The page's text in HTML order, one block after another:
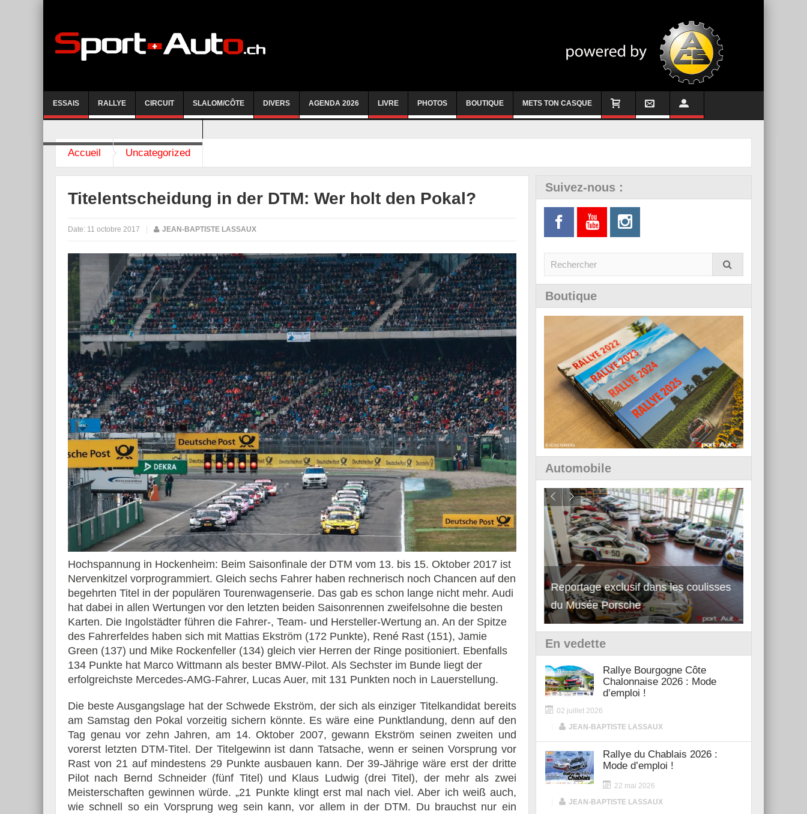
ESSAIS RALLYE CIRCUIT SLALOM/CÔTE DIVERS AGENDA 2026 LIVRE PHOTOS BOUTIQUE METS TON CASQUE
Accueil Uncategorized
Titelentscheidung in der DTM: Wer holt den Pokal?
Date: 11 octobre 2017 JEAN-BAPTISTE LASSAUX
Hochspannung in Hockenheim: Beim Saisonfinale der DTM vom 13. bis 15. Oktober 2017 ist
Nervenkitzel vorprogrammiert. Gleich sechs Fahrer haben rechnerisch noch Chancen auf den
begehrten Titel in der populären Tourenwagenserie. Das gab es schon lange nicht mehr. Audi
hat dabei in allen Wertungen vor den letzten beiden Saisonrennen zweifelsohne die besten
Karten. Die Ingolstädter führen die Fahrer-, Team- und Hersteller-Wertung an. An der Spitze
des Fahrerfeldes haben sich mit Mattias Ekström (172 Punkte), René Rast (151), Jamie
Green (137) und Mike Rockenfeller (134) gleich vier Herren der Ringe positioniert. Ebenfalls
134 Punkte hat Marco Wittmann als bester BMW-Pilot. Als Sechster im Bunde liegt der
erfolgreichste Mercedes-AMG-Fahrer, Lucas Auer, mit 131 Punkten noch in Lauerstellung.
Die beste Ausgangslage hat der Schwede Ekström, der sich als einziger Titelkandidat bereits
am Samstag den Pokal vorzeitig sichern könnte. Es wäre eine Punktlandung, denn auf den
Tag genau vor zehn Jahren, am 14. Oktober 2007, gewann Ekström seinen zweiten und
vorerst letzten DTM-Titel. Der Titelgewinn ist dann Tatsache, wenn er seinen Vorsprung vor
Rast von 21 auf mindestens 29 Punkte ausbauen kann. Der 39-Jährige wäre erst der dritte
Pilot nach Bernd Schneider (fünf Titel) und Klaus Ludwig (drei Titel), der mehr als zwei
Meisterschaften gewinnen würde. „21 Punkte klingt erst mal nach viel. Aber ich weiß auch,
wie schnell so ein Vorsprung weg sein kann, vor allem in der DTM. Du brauchst nur ein
Suivez-nous :
Boutique
Automobile
Essai – Morgan Supersport
Reportage exclusif dans les coulisses
du Musée Porsche
En vedette
Rallye Bourgogne Côte
Chalonnaise 2026 : Mode
d’emploi !
02 juillet 2026
JEAN-BAPTISTE LASSAUX
Rallye du Chablais 2026 :
Mode d’emploi !
22 mai 2026
JEAN-BAPTISTE LASSAUX